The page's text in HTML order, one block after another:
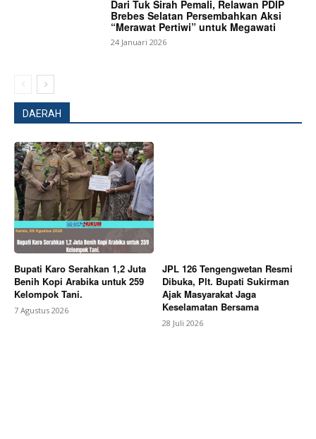
SUBSCRIBE NOW
Company
About
Contact us
Dari Tuk Sirah Pemali, Relawan PDIP
Brebes Selatan Persembahkan Aksi
“Merawat Pertiwi” untuk Megawati
24 Januari 2026
DAERAH
Bupati Karo Serahkan 1,2 Juta
Benih Kopi Arabika untuk 259
Kelompok Tani.
7 Agustus 2026
JPL 126 Tengengwetan Resmi
Dibuka, Plt. Bupati Sukirman
Ajak Masyarakat Jaga
Keselamatan Bersama
28 Juli 2026